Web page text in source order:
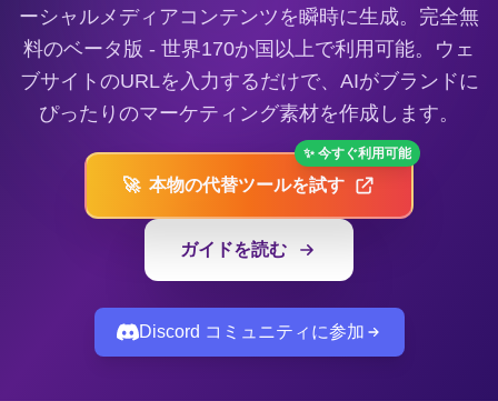
ーシャルメディアコンテンツを瞬時に生成。完全無
料のベータ版 - 世界170か国以上で利用可能。ウェ
ブサイトのURLを入力するだけで、AIがブランドに
ぴったりのマーケティング素材を作成します。
ガイドを読む
✨ 今すぐ利用可能
🚀 本物の代替ツールを試す
Discord コミュニティに参加